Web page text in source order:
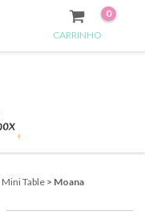
CARRINHO
0
Mini Table > Moana